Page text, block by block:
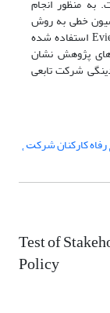
به منظور انجام
خطی به روش
پانل- اثرات ثابت در نرم افزار اقتصاد سنجی Eviews استفاده شده
پژوهش نشان
شرکت تابعی
کارکنان شرکت̜
Test of
Policy